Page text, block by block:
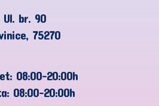
Ul. br. 90
75270
08:00-20:00h
08:00-20:00h